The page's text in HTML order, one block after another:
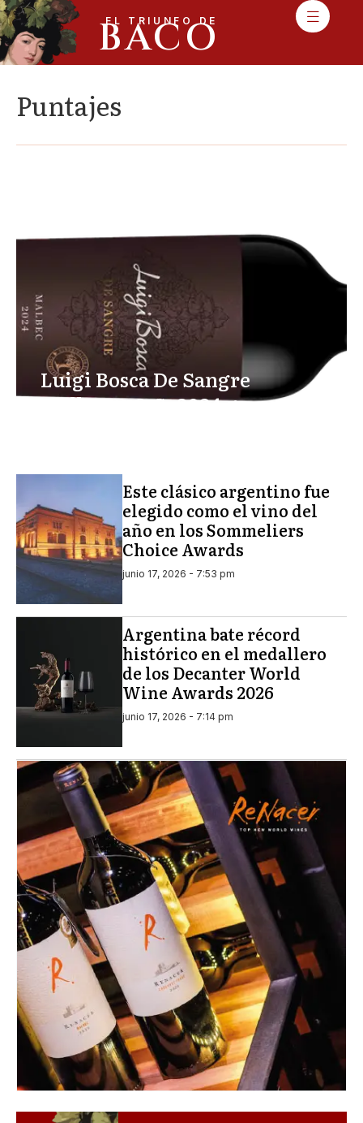
EL TRIUNFO DE
BACO
Puntajes
Luigi Bosca De Sangre
Malbec D.O.C. 2024 gana 97
Este clásico argentino fue
elegido como el vino del
año en los Sommeliers
Choice Awards
junio 17, 2026 - 7:53 pm
Argentina bate récord
histórico en el medallero
de los Decanter World
Wine Awards 2026
junio 17, 2026 - 7:14 pm